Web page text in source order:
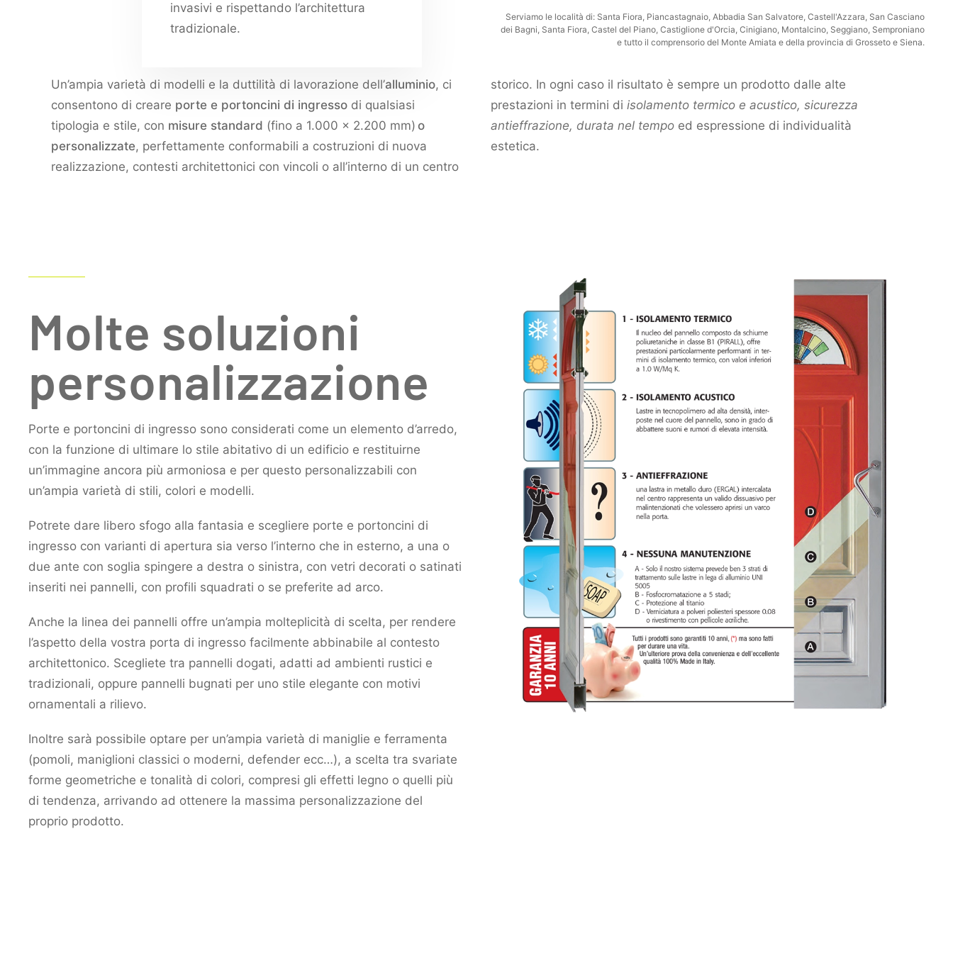
invasivi e rispettando l’architettura
tradizionale.
Serviamo le località di: Santa Fiora, Piancastagnaio, Abbadia San Salvatore, Castell'Azzara, San Casciano
dei Bagni, Santa Fiora, Castel del Piano, Castiglione d'Orcia, Cinigiano, Montalcino, Seggiano, Semproniano
e tutto il comprensorio del Monte Amiata e della provincia di Grosseto e Siena.
Un’ampia varietà di modelli e la duttilità di lavorazione dell’alluminio, ci
consentono di creare porte e portoncini di ingresso di qualsiasi
tipologia e stile, con misure standard (fino a 1.000 x 2.200 mm) o
personalizzate, perfettamente conformabili a costruzioni di nuova
realizzazione, contesti architettonici con vincoli o all’interno di un centro
storico. In ogni caso il risultato è sempre un prodotto dalle alte
prestazioni in termini di isolamento termico e acustico, sicurezza
antieffrazione, durata nel tempo ed espressione di individualità
estetica.
Molte soluzioni
personalizzazione
Porte e portoncini di ingresso sono considerati come un elemento d’arredo,
con la funzione di ultimare lo stile abitativo di un edificio e restituirne
un’immagine ancora più armoniosa e per questo personalizzabili con
un’ampia varietà di stili, colori e modelli.
Potrete dare libero sfogo alla fantasia e scegliere porte e portoncini di
ingresso con varianti di apertura sia verso l’interno che in esterno, a una o
due ante con soglia spingere a destra o sinistra, con vetri decorati o satinati
inseriti nei pannelli, con profili squadrati o se preferite ad arco.
Anche la linea dei pannelli offre un’ampia molteplicità di scelta, per rendere
l’aspetto della vostra porta di ingresso facilmente abbinabile al contesto
architettonico. Scegliete tra pannelli dogati, adatti ad ambienti rustici e
tradizionali, oppure pannelli bugnati per uno stile elegante con motivi
ornamentali a rilievo.
Inoltre sarà possibile optare per un’ampia varietà di maniglie e ferramenta
(pomoli, maniglioni classici o moderni, defender ecc…), a scelta tra svariate
forme geometriche e tonalità di colori, compresi gli effetti legno o quelli più
di tendenza, arrivando ad ottenere la massima personalizzazione del
proprio prodotto.